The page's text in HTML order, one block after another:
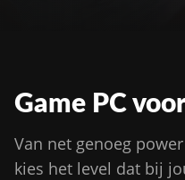
Game PC
Van net genoeg
kies het level dat bij